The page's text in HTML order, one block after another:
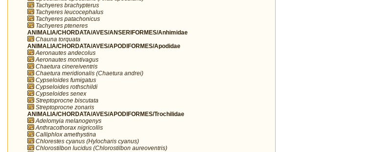
Tachyeres brachypterus
Tachyeres leucocephalus
Tachyeres patachonicus
Tachyeres pteneres
ANIMALIA/CHORDATA/AVES/ANSERIFORMES/Anhimidae
Chauna torquata
ANIMALIA/CHORDATA/AVES/APODIFORMES/Apodidae
Aeronautes andecolus
Aeronautes montivagus
Chaetura cinereiventris
Chaetura meridionalis (Chaetura andrei)
Cypseloides fumigatus
Cypseloides rothschildi
Cypseloides senex
Streptoprocne biscutata
Streptoprocne zonaris
ANIMALIA/CHORDATA/AVES/APODIFORMES/Trochilidae
Adelomyia melanogenys
Anthracothorax nigricollis
Calliphlox amethystina
Chlorestes cyanus (Hylocharis cyanus)
Chlorostilbon lucidus (Chlorostilbon aureoventris)